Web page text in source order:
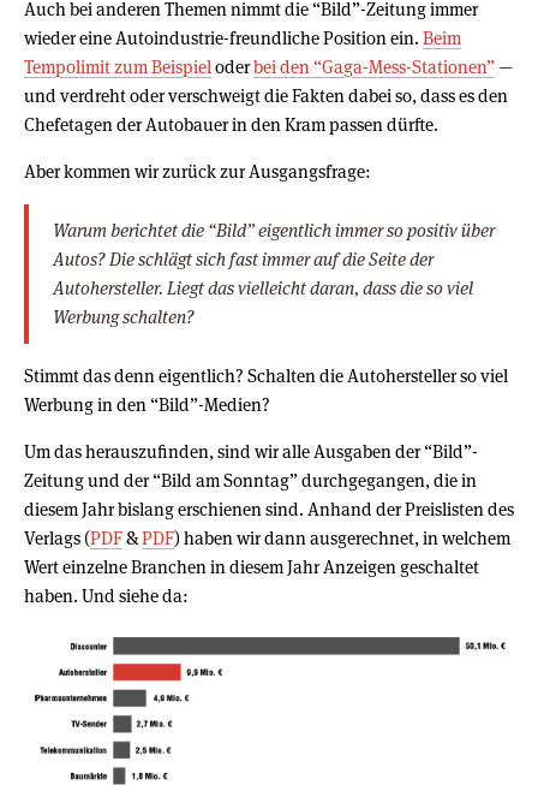
Auch bei anderen Themen nimmt die “Bild”-Zeitung immer
wieder eine Autoindustrie-freundliche Position ein. Beim
Tempolimit zum Beispiel oderbei den “Gaga-Mess-Stationen”—
und verdreht oder verschweigt die Fakten dabei so, dass es den
Chefetagen der Autobauer in den Kram passen dürfte.
Aber kommen wir zurück zur Ausgangsfrage:
Warum berichtet die “Bild” eigentlich immer so positiv über
Autos? Die schlägt sich fast immer auf die Seite der
Autohersteller. Liegt das vielleicht daran, dass die so viel
Werbung schalten?
Stimmt das denn eigentlich? Schalten die Autohersteller so viel
Werbung in den “Bild”-Medien?
Um das herauszufinden, sind wir alle Ausgaben der “Bild”-
Zeitung und der “Bild am Sonntag” durchgegangen, die in
diesem Jahr bislang erschienen sind. Anhand der Preislisten des
Verlags (PDF&PDF) haben wir dann ausgerechnet, in welchem
Wert einzelne Branchen in diesem Jahr Anzeigen geschaltet
haben. Und siehe da: